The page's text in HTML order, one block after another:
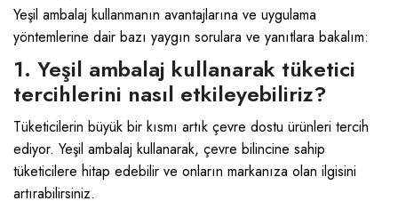
Yeşil ambalaj kullanmanın avantajlarına ve uygulama
yöntemlerine dair bazı yaygın sorulara ve yanıtlara bakalım:
1. Yeşil ambalaj kullanarak tüketici
tercihlerini nasıl etkileyebiliriz?
Tüketicilerin büyük bir kısmı artık çevre dostu ürünleri tercih
ediyor. Yeşil ambalaj kullanarak, çevre bilincine sahip
tüketicilere hitap edebilir ve onların markanıza olan ilgisini
artırabilirsiniz.